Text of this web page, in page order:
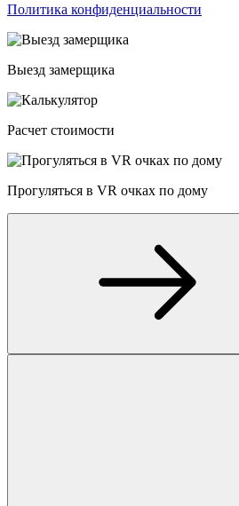
Политика конфиденциальности
Выезд замерщика
Расчет стоимости
Прогуляться в VR очках по дому